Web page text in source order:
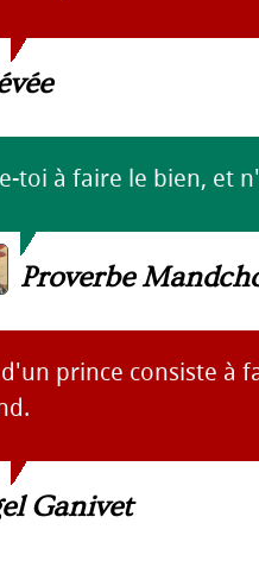
toi à faire le bien, et
Proverbe
prince consiste à
Ganivet